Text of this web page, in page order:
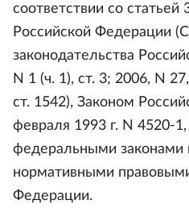
соответствии со статьей
Российской Федерации
законодательства
N 1 (ч. 1), ст. 3; 2006, N
ст. 1542), Законом
февраля 1993 г. N 4520-
федеральными законами
нормативными
Федерации.